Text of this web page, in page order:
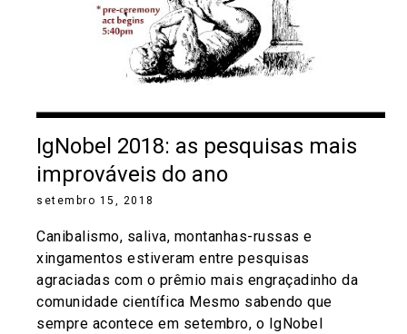
IgNobel 2018: as pesquisas mais
improváveis do ano
setembro 15, 2018
Canibalismo, saliva, montanhas-russas e
xingamentos estiveram entre pesquisas
agraciadas com o prêmio mais engraçadinho da
comunidade científica Mesmo sabendo que
sempre acontece em setembro, o IgNobel